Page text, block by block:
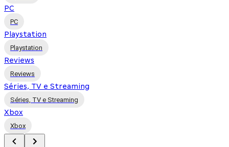
PC
PC
Playstation
Playstation
Reviews
Reviews
Séries, TV e Streaming
Séries, TV e Streaming
Xbox
Xbox